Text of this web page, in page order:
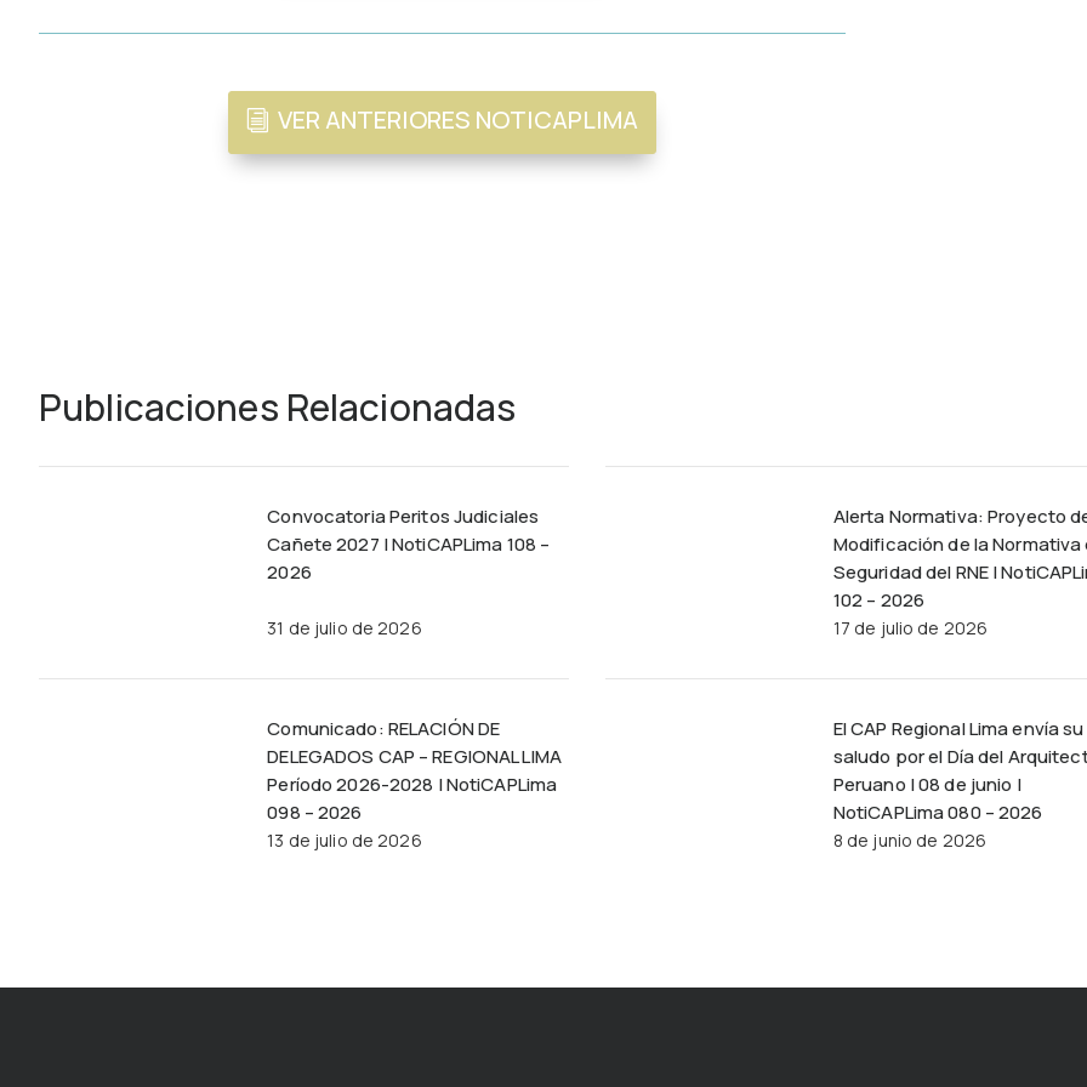
VER ANTERIORES NOTICAPLIMA
Publicaciones Relacionadas
Convocatoria Peritos Judiciales
Cañete 2027 | NotiCAPLima 108 –
2026
31 de julio de 2026
Alerta Normativa: Proyecto
Modificación de la Normativa
Seguridad del RNE |
102 – 2026
17 de julio de 2026
Comunicado: RELACIÓN DE
DELEGADOS CAP – REGIONAL LIMA
Período 2026-2028 | NotiCAPLima
098 – 2026
13 de julio de 2026
El CAP Regional Lima envía su
saludo por el Día del
Peruano | 08 de junio |
NotiCAPLima 080 – 2026
8 de junio de 2026